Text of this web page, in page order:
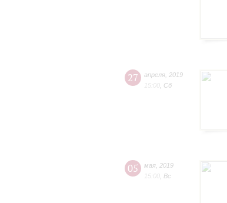
27 апреля 2019
15:00 Сб
05 мая 2019
15:00 Вс